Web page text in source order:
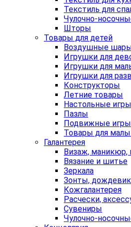
Текстиль для
Чулочно-
Шторы
Товары для детей
Воздушные
Игрушки для
Игрушки для
Игрушки для
Конструкторы
Летние товары
Настольные игры
Пазлы
Подвижные игры
Товары для
Галантерея
Визаж, маникюр,
Вязание и шитье
Зеркала
Зонты,
Кожгалантерея
Расчески,
Сувениры
Чулочно-